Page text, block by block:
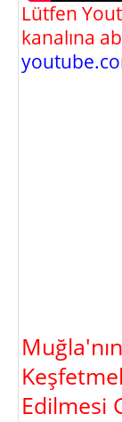
Lütfen
kanalına
Edilmesi